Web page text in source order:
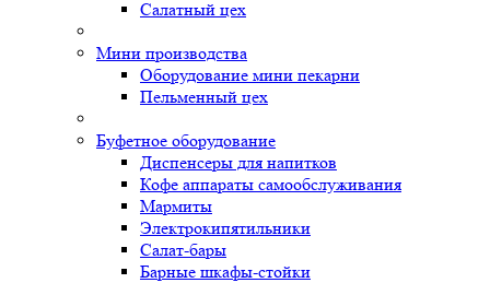
Салатный цех
Мини производства
Оборудование мини пекарни
Пельменный цех
Буфетное оборудование
Диспенсеры для напитков
Кофе аппараты самообслуживания
Мармиты
Электрокипятильники
Cалат-бары
Барные шкафы-стойки